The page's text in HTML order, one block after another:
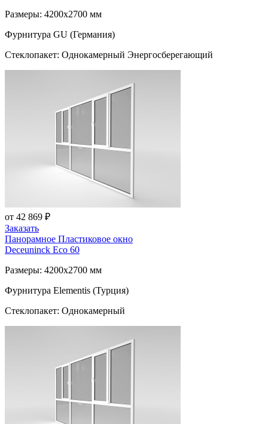
Размеры: 4200x2700 мм
Фурнитура GU (Германия)
Стеклопакет: Однокамерный Энергосберегающий
от 42 869 ₽
Заказать
Панорамное Пластиковое окно
Deceuninck Eco 60
Размеры: 4200x2700 мм
Фурнитура Elementis (Турция)
Стеклопакет: Однокамерный